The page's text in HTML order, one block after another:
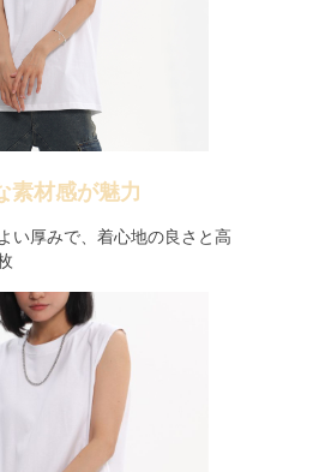
素材感が魅力
い厚みで、着心地の良さと高